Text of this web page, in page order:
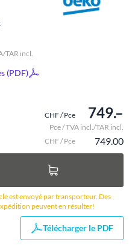
TAR incl.
(PDF)
CHF / Pce 749.–
Pce / TVA incl./TAR incl.
CHF / Pce 749.00
est envoyé par transporteur. Des
peuvent en résulter!
Télécharger le PDF